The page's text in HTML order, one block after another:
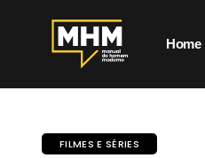
Home
FILMES E SÉRIES